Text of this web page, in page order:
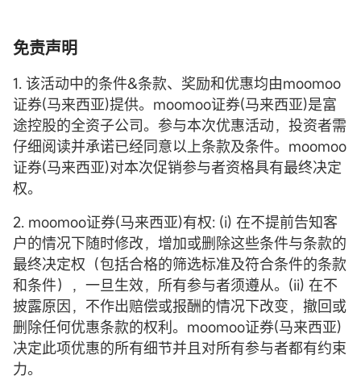
免责声明
1. 该活动中的条件&条款、奖励和优惠均由moomoo
证券(马来西亚)提供。moomoo证券(马来西亚)是富
途控股的全资子公司。参与本次优惠活动，投资者需
仔细阅读并承诺已经同意以上条款及条件。moomoo
证券(马来西亚)对本次促销参与者资格具有最终决定
权。
2. moomoo证券(马来西亚)有权: (i) 在不提前告知客
户的情况下随时修改，增加或删除这些条件与条款的
最终决定权（包括合格的筛选标准及符合条件的条款
和条件），一旦生效，所有参与者须遵从。(ii) 在不
披露原因，不作出赔偿或报酬的情况下改变，撤回或
删除任何优惠条款的权利。moomoo证券(马来西亚)
决定此项优惠的所有细节并且对所有参与者都有约束
力。